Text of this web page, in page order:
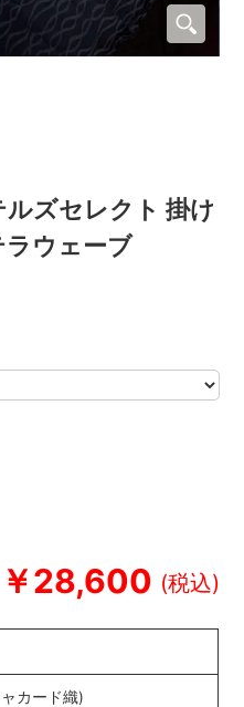
ズセレクト 掛け
ウェーブ
￥28,600
カード織)